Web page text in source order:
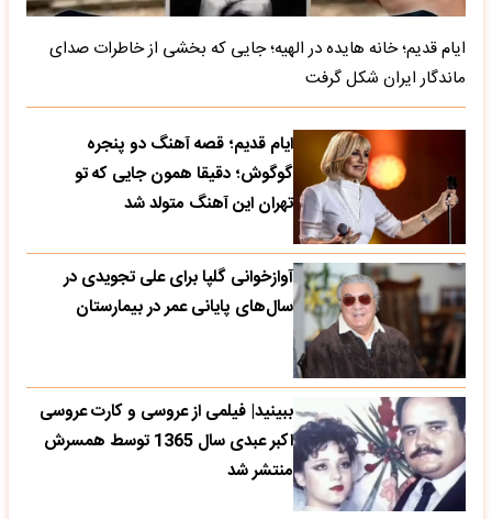
ایام قدیم؛ خانه هایده در الهیه؛ جایی که بخشی از خاطرات صدای
ماندگار ایران شکل گرفت
ایام قدیم؛ قصه آهنگ دو پنجره
گوگوش؛ دقیقا همون جایی که تو
تهران این آهنگ متولد شد
آوازخوانی گلپا برای علی تجویدی در
سال‌های پایانی عمر در بیمارستان
ببینید| فیلمی از عروسی و کارت عروسی
اکبر عبدی سال 1365 توسط همسرش
منتشر شد